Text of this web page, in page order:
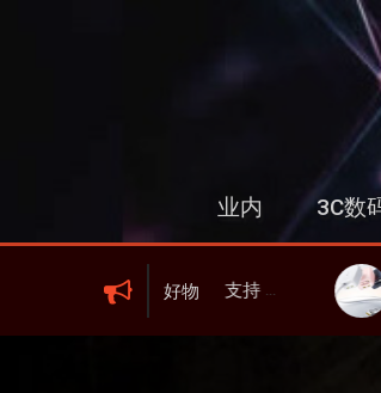
业内 3C数
好物
6、屏显、6000mAh 电池、峰值下行2.0Gbps Baseus 倍思灵动